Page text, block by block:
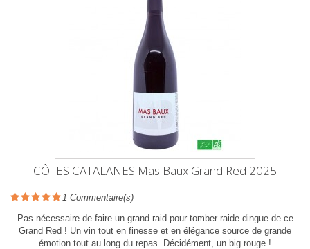
CÔTES CATALANES Mas Baux Grand Red 2025
1 Commentaire(s)
Pas nécessaire de faire un grand raid pour tomber raide dingue de ce
Grand Red ! Un vin tout en finesse et en élégance source de grande
émotion tout au long du repas. Décidément, un big rouge !